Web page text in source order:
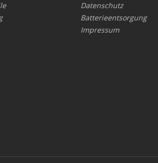
Datenschutz
Batterieentsorgung
Impressum